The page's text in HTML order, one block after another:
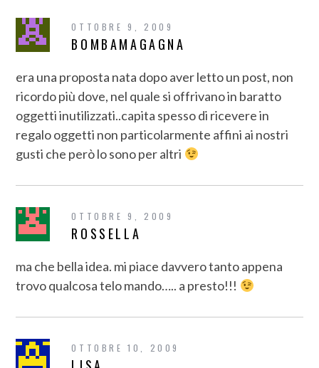
OTTOBRE 9, 2009
BOMBAMAGAGNA
era una proposta nata dopo aver letto un post, non
ricordo più dove, nel quale si offrivano in baratto
oggetti inutilizzati..capita spesso di ricevere in
regalo oggetti non particolarmente affini ai nostri
gusti che però lo sono per altri
OTTOBRE 9, 2009
ROSSELLA
ma che bella idea. mi piace davvero tanto appena
trovo qualcosa telo mando….. a presto!!!
OTTOBRE 10, 2009